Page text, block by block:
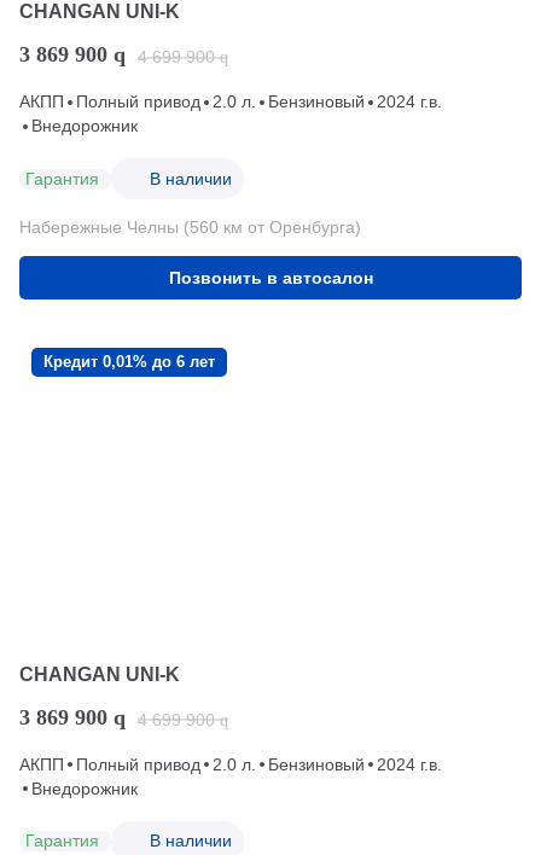
CHANGAN UNI-K
3 869 900 q 4 699 900 q
АКПП Полный привод 2.0 л. Бензиновый
2024 г.в.
Внедорожник
Гарантия В наличии
Набережные Челны (560 км от Оренбурга)
Позвонить в автосалон
Кредит 0,01% до 6 лет
CHANGAN UNI-K
3 869 900 q 4 699 900 q
АКПП Полный привод 2.0 л. Бензиновый
2024 г.в.
Внедорожник
Гарантия В наличии